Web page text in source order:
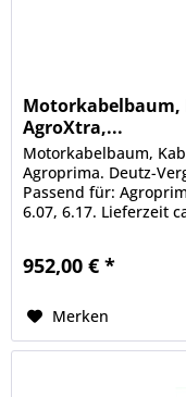
AgroXtra,...
Motorkabelbaum,
Agroprima. Deutz-
Passend für:
6.07, 6.17. Lieferzeit
952,00 € *
Merken